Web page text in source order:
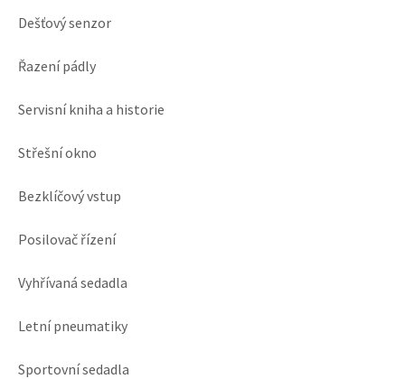
Dešťový senzor
Řazení pádly
Servisní kniha a historie
Střešní okno
Bezklíčový vstup
Posilovač řízení
Vyhřívaná sedadla
Letní pneumatiky
Sportovní sedadla